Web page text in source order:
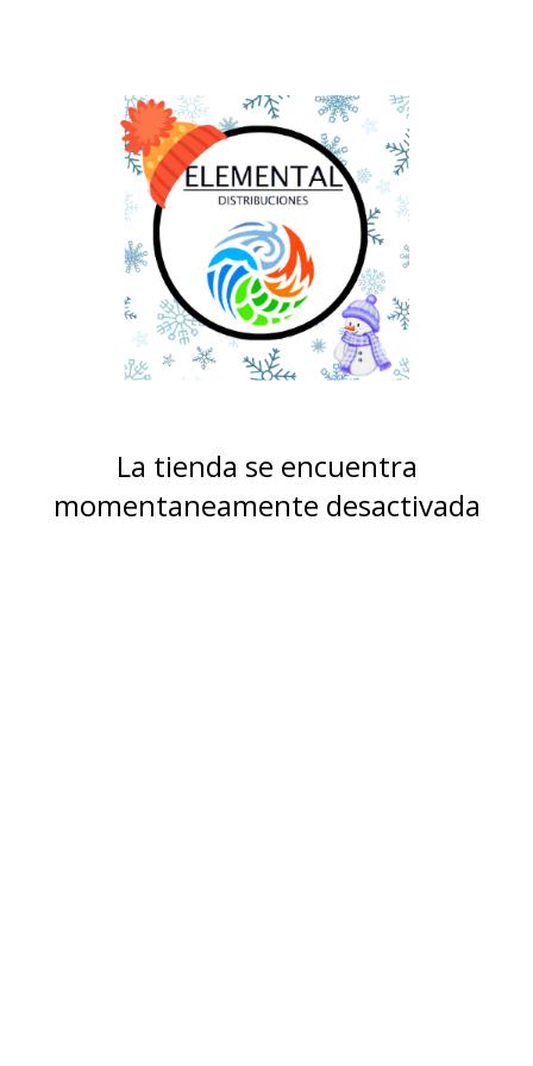
La tienda se encuentra
momentaneamente desactivada